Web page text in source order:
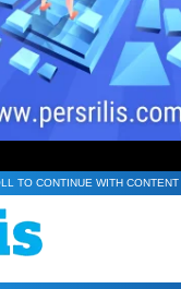
TO CONTINUE WITH CONTENT